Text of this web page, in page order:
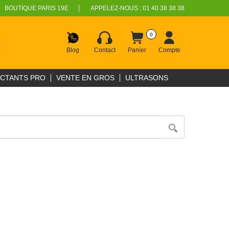
BOUTIQUE PARIS 19E APPELEZ-NOUS : 01 40 38 38 38
Blog Contact Panier
0
Compte
PRO VENTE EN GROS ULTRASONS